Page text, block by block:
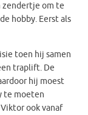
zendertje om te
hobby. Eerst als
toen hij samen
traplift. De
hij moest
te moeten
ook vanaf